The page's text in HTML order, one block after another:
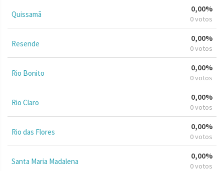
Quissamã
0,00%
0 votos
Resende
0,00%
0 votos
Rio Bonito
0,00%
0 votos
Rio Claro
0,00%
0 votos
Rio das Flores
0,00%
0 votos
Santa Maria Madalena
0,00%
0 votos